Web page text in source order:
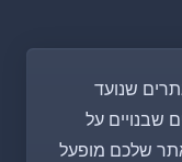
שנועד
שבנויים על
שלכם מופעל